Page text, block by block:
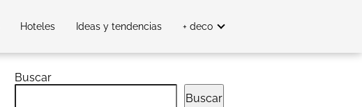
Hoteles Ideas y tendencias + deco
Buscar
Buscar